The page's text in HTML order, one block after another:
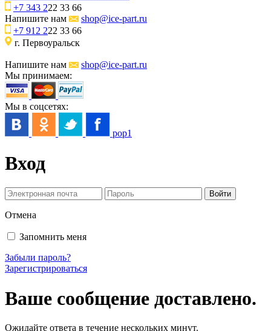
+7 343 222 33 66
Напишите нам
shop@ice-part.ru
+7 912 222 33 66
г. Первоуральск
Напишите нам
shop@ice-part.ru
Мы принимаем:
Мы в соцсетях:
pop1
Вход
Отмена
Запомнить меня
Забыли пароль?
Зарегистрироваться
Ваше сообщение доставлено.
Ожидайте ответа в течение нескольких минут.